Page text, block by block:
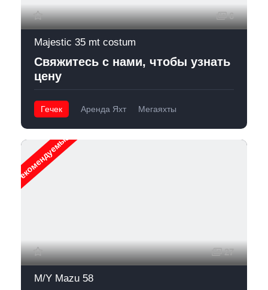
6
Majestic 35 mt costum
Свяжитесь с нами, чтобы узнать
цену
Гечек Аренда Яхт Мегаяхты
Рекомендуемые
27
M/Y Mazu 58